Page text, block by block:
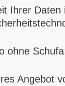
Ihrer
ohne
Angebot